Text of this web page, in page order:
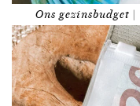
Ons gezinsbudget